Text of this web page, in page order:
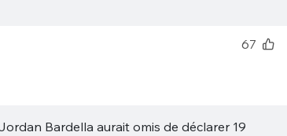
67
Bardella aurait omis de déclarer 19